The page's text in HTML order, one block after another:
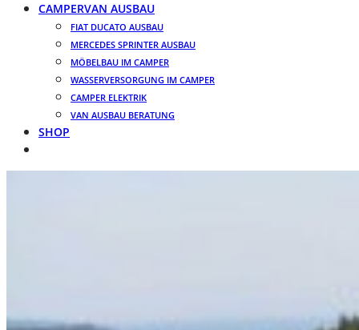
CAMPERVAN AUSBAU
FIAT DUCATO AUSBAU
MERCEDES SPRINTER AUSBAU
MÖBELBAU IM CAMPER
WASSERVERSORGUNG IM CAMPER
CAMPER ELEKTRIK
VAN AUSBAU BERATUNG
SHOP